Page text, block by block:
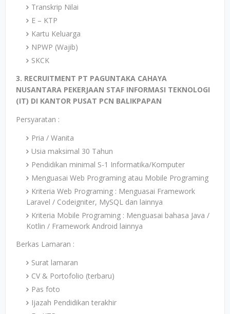
Transkrip Nilai
E – KTP
Kartu Keluarga
NPWP (Wajib)
SKCK
3. RECRUITMENT PT PAGUNTAKA CAHAYA
NUSANTARA PEKERJAAN STAF INFORMASI TEKNOLOGI
(IT) DI KANTOR PUSAT PCN BALIKPAPAN
Persyaratan :
Pria / Wanita
Usia maksimal 30 Tahun
Pendidikan minimal S-1 Informatika/Komputer
Menguasai Web Programing atau Mobile Programing
Kriteria Web Programing : Menguasai Framework
Laravel / Codeigniter, MySQL dan lainnya
Kriteria Mobile Programing : Menguasai bahasa Java /
Kotlin / Framework Android lainnya
Berkas Lamaran :
Surat lamaran
CV & Portofolio (terbaru)
Pas foto
Ijazah Pendidikan terakhir